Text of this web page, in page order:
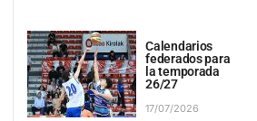
Calendarios
federados para
la temporada
26/27
17/07/2026